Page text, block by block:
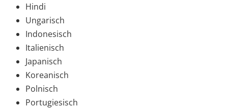
Hindi
Ungarisch
Indonesisch
Italienisch
Japanisch
Koreanisch
Polnisch
Portugiesisch